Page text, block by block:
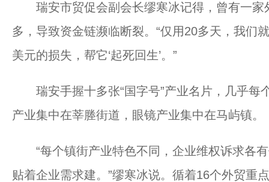
瑞安市贸促会副会长缪寒冰记得，曾有一家
多，导致资金链濒临断裂。“仅用20多天，我们
美元的损失，帮它‘起死回生’。”
瑞安手握十多张“国字号”产业名片，几乎每
产业集中在莘塍街道，眼镜产业集中在马屿镇。
“每个镇街产业特色不同，企业维权诉求各有
贴着企业需求建。”缪寒冰说。循着16个外贸重